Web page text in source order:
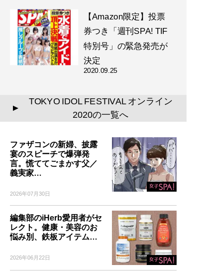
【Amazon限定】投票
券つき「週刊SPA! TIF
特別号」の緊急発売が
決定
2020.09.25
▲
TOKYO IDOL FESTIVAL オンライン
2020の一覧へ
ファザコンの新婦、披露
宴のスピーチで爆弾発
言。慌ててごまかす父／
義実家…
2026年07月30日
編集部のiHerb愛用者がセ
レクト。健康・美容のお
悩み別、鉄板アイテム…
2026年06月22日